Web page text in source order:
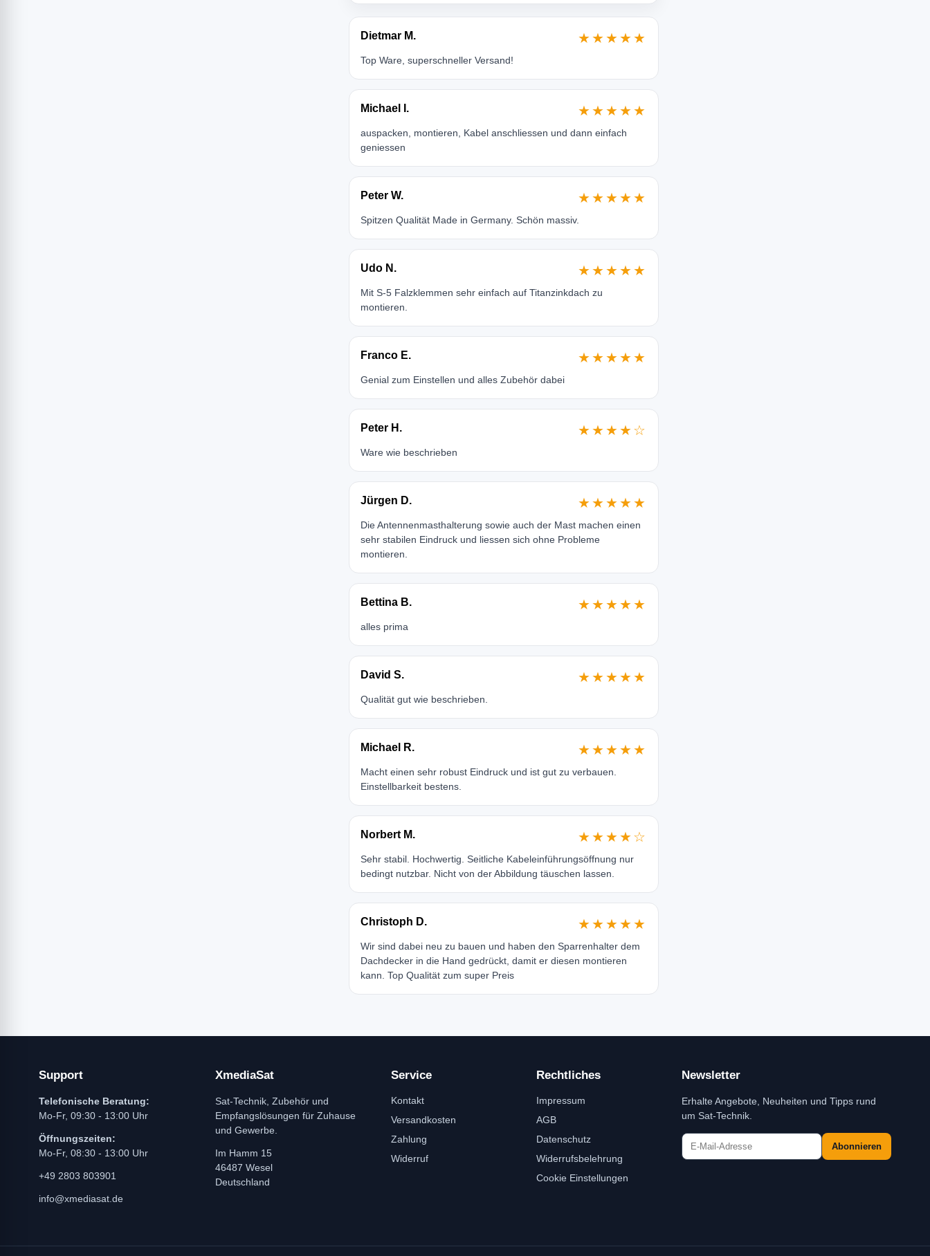
Dietmar M. ★★★★★
Top Ware, superschneller Versand!
Michael I. ★★★★★
auspacken, montieren, Kabel anschliessen und dann einfach
geniessen
Peter W. ★★★★★
Spitzen Qualität Made in Germany. Schön massiv.
Udo N. ★★★★★
Mit S-5 Falzklemmen sehr einfach auf Titanzinkdach zu
montieren.
Franco E. ★★★★★
Genial zum Einstellen und alles Zubehör dabei
Peter H. ★★★★☆
Ware wie beschrieben
Jürgen D. ★★★★★
Die Antennenmasthalterung sowie auch der Mast machen einen
sehr stabilen Eindruck und liessen sich ohne Probleme
montieren.
Bettina B. ★★★★★
alles prima
David S. ★★★★★
Qualität gut wie beschrieben.
Michael R. ★★★★★
Macht einen sehr robust Eindruck und ist gut zu verbauen.
Einstellbarkeit bestens.
Norbert M. ★★★★☆
Sehr stabil. Hochwertig. Seitliche Kabeleinführungsöffnung nur
bedingt nutzbar. Nicht von der Abbildung täuschen lassen.
Christoph D. ★★★★★
Wir sind dabei neu zu bauen und haben den Sparrenhalter dem
Dachdecker in die Hand gedrückt, damit er diesen montieren
kann. Top Qualität zum super Preis
Support
Telefonische Beratung:
Mo-Fr, 09:30 - 13:00 Uhr
Öffnungszeiten:
Mo-Fr, 08:30 - 13:00 Uhr
+49 2803 803901
info@xmediasat.de
XmediaSat
Sat-Technik, Zubehör und
Empfangslösungen für Zuhause
und Gewerbe.
Im Hamm 15
46487 Wesel
Deutschland
Service
Kontakt
Versandkosten
Zahlung
Widerruf
Rechtliches
Impressum
AGB
Datenschutz
Widerrufsbelehrung
Cookie Einstellungen
Newsletter
Erhalte Angebote, Neuheiten und Tipps rund
um Sat-Technik.
Abonnieren